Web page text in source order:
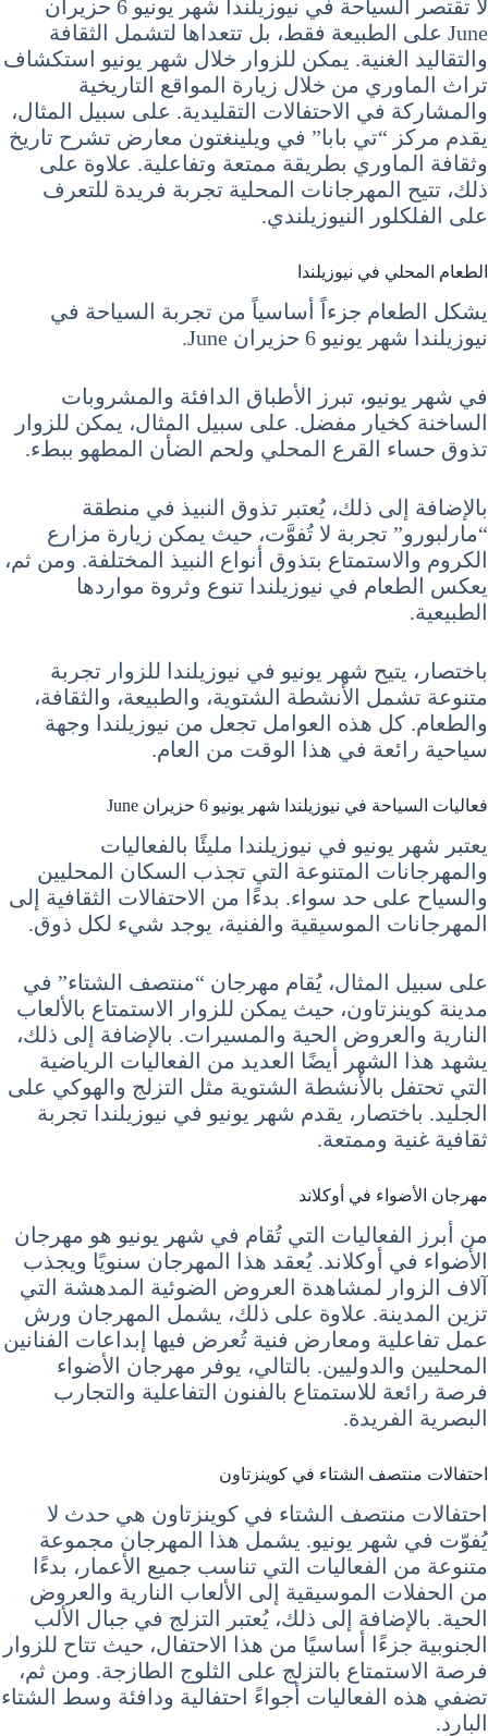
لا تقتصر السياحة في نيوزيلندا شهر يونيو 6 حزيران
June على الطبيعة فقط، بل تتعداها لتشمل الثقافة
والتقاليد الغنية. يمكن للزوار خلال شهر يونيو استكشاف
تراث الماوري من خلال زيارة المواقع التاريخية
والمشاركة في الاحتفالات التقليدية. على سبيل المثال،
يقدم مركز “تي بابا” في ويلينغتون معارض تشرح تاريخ
وثقافة الماوري بطريقة ممتعة وتفاعلية. علاوة على
ذلك، تتيح المهرجانات المحلية تجربة فريدة للتعرف
على الفلكلور النيوزيلندي.
الطعام المحلي في نيوزيلندا
يشكل الطعام جزءاً أساسياً من تجربة السياحة في
نيوزيلندا شهر يونيو 6 حزيران June.
في شهر يونيو، تبرز الأطباق الدافئة والمشروبات
الساخنة كخيار مفضل. على سبيل المثال، يمكن للزوار
تذوق حساء القرع المحلي ولحم الضأن المطهو ببطء.
بالإضافة إلى ذلك، يُعتبر تذوق النبيذ في منطقة
“مارلبورو” تجربة لا تُفوَّت، حيث يمكن زيارة مزارع
الكروم والاستمتاع بتذوق أنواع النبيذ المختلفة. ومن ثم،
يعكس الطعام في نيوزيلندا تنوع وثروة مواردها
الطبيعية.
باختصار، يتيح شهر يونيو في نيوزيلندا للزوار تجربة
متنوعة تشمل الأنشطة الشتوية، والطبيعة، والثقافة،
والطعام. كل هذه العوامل تجعل من نيوزيلندا وجهة
سياحية رائعة في هذا الوقت من العام.
فعاليات السياحة في نيوزيلندا شهر يونيو 6 حزيران June
يعتبر شهر يونيو في نيوزيلندا مليئًا بالفعاليات
والمهرجانات المتنوعة التي تجذب السكان المحليين
والسياح على حد سواء. بدءًا من الاحتفالات الثقافية إلى
المهرجانات الموسيقية والفنية، يوجد شيء لكل ذوق.
على سبيل المثال، يُقام مهرجان “منتصف الشتاء” في
مدينة كوينزتاون، حيث يمكن للزوار الاستمتاع بالألعاب
النارية والعروض الحية والمسيرات. بالإضافة إلى ذلك،
يشهد هذا الشهر أيضًا العديد من الفعاليات الرياضية
التي تحتفل بالأنشطة الشتوية مثل التزلج والهوكي على
الجليد. باختصار، يقدم شهر يونيو في نيوزيلندا تجربة
ثقافية غنية وممتعة.
مهرجان الأضواء في أوكلاند
من أبرز الفعاليات التي تُقام في شهر يونيو هو مهرجان
الأضواء في أوكلاند. يُعقد هذا المهرجان سنويًا ويجذب
آلاف الزوار لمشاهدة العروض الضوئية المدهشة التي
تزين المدينة. علاوة على ذلك، يشمل المهرجان ورش
عمل تفاعلية ومعارض فنية تُعرض فيها إبداعات الفنانين
المحليين والدوليين. بالتالي، يوفر مهرجان الأضواء
فرصة رائعة للاستمتاع بالفنون التفاعلية والتجارب
البصرية الفريدة.
احتفالات منتصف الشتاء في كوينزتاون
احتفالات منتصف الشتاء في كوينزتاون هي حدث لا
يُفوّت في شهر يونيو. يشمل هذا المهرجان مجموعة
متنوعة من الفعاليات التي تناسب جميع الأعمار، بدءًا
من الحفلات الموسيقية إلى الألعاب النارية والعروض
الحية. بالإضافة إلى ذلك، يُعتبر التزلج في جبال الألب
الجنوبية جزءًا أساسيًا من هذا الاحتفال، حيث تتاح للزوار
فرصة الاستمتاع بالتزلج على الثلوج الطازجة. ومن ثم،
تضفي هذه الفعاليات أجواءً احتفالية ودافئة وسط الشتاء
البارد.